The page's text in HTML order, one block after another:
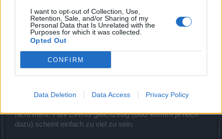
I want to opt-out of Collection, Use,
Retention, Sale, and/or Sharing of my
Personal Data that Is Unrelated with the
Purposes for which it was collected.
Opted Out
CONFIRM
Data Deletion Data Access Privacy Policy
4 Mai 2024
NoSpam
Foren-Herzog
einspielen der beiden Schließfach Events + Neumond 2x
nicht mehr. Fünf Events gleichzeitig (BdU kommt ja noch
dazu) scheint einfach zu viel zu sein.